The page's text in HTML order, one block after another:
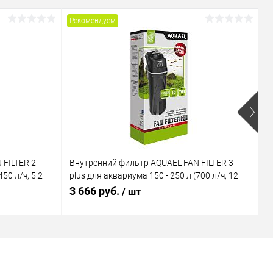
2
л/ч, 5.2
Рекомендуем
Внутренний фильтр AQUAEL FAN FILTER 3
plus для аквариума 150 - 250 л (700 л/ч, 12
Вт)
3 666 руб. / шт